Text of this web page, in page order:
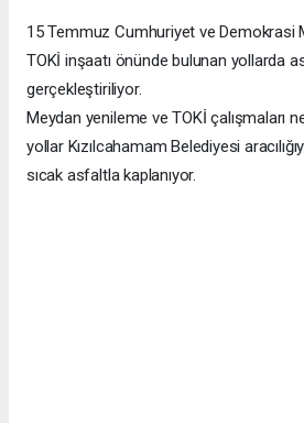
15 Temmuz Cumhuriyet ve Demokrasi
TOKİ inşaatı önünde bulunan yollarda
gerçekleştiriliyor.
Meydan yenileme ve TOKİ çalışmaları
yollar Kızılcahamam Belediyesi
sıcak asfaltla kaplanıyor.